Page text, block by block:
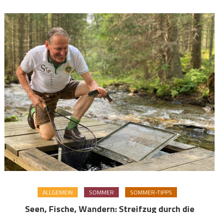
ALLGEMEIN SOMMER SOMMER-TIPPS
Seen, Fische, Wandern: Streifzug durch die